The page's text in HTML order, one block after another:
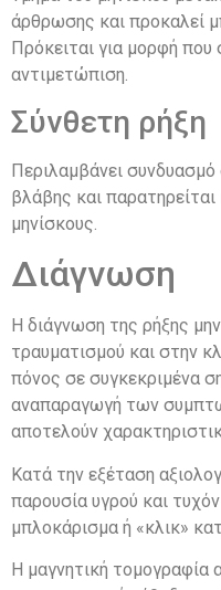
άρθρωσης και προκαλεί
Πρόκειται για μορφή που
αντιμετώπιση.
Σύνθετη ρήξη
Περιλαμβάνει
βλάβης και
μηνίσκους.
Διάγνωση
Η διάγνωση της ρήξης
τραυματισμού και στην
πόνος σε συγκεκριμένα
αναπαραγωγή των
αποτελούν
Κατά την εξέταση
παρουσία υγρού και
μπλοκάρισμα ή «κλικ»
Η μαγνητική τομογραφία